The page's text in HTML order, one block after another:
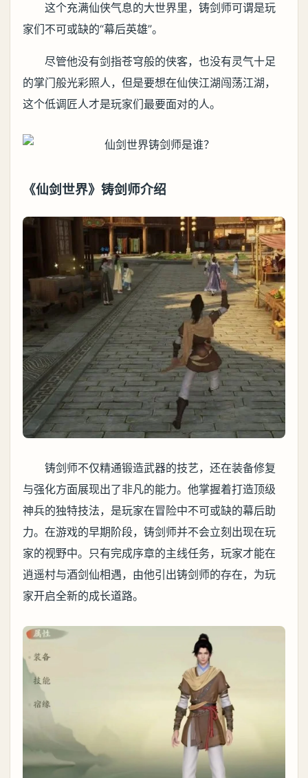
这个充满仙侠气息的大世界里，铸剑师可谓是玩
家们不可或缺的“幕后英雄”。
尽管他没有剑指苍穹般的侠客，也没有灵气十足
的掌门般光彩照人，但是要想在仙侠江湖闯荡江湖，
这个低调匠人才是玩家们最要面对的人。
《仙剑世界》铸剑师介绍
铸剑师不仅精通锻造武器的技艺，还在装备修复
与强化方面展现出了非凡的能力。他掌握着打造顶级
神兵的独特技法，是玩家在冒险中不可或缺的幕后助
力。在游戏的早期阶段，铸剑师并不会立刻出现在玩
家的视野中。只有完成序章的主线任务，玩家才能在
逍遥村与酒剑仙相遇，由他引出铸剑师的存在，为玩
家开启全新的成长道路。